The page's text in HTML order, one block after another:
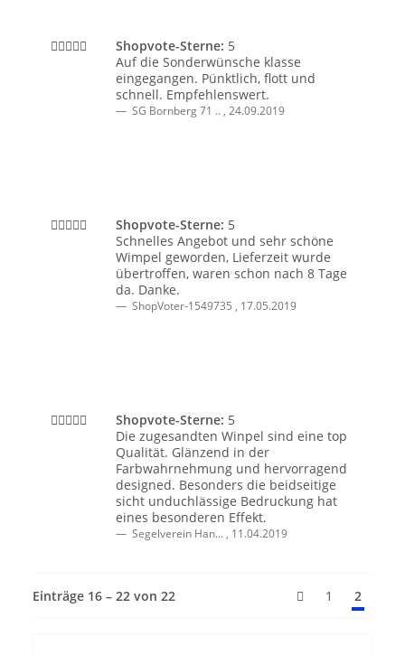
Shopvote-Sterne: 5
Auf die Sonderwünsche klasse
eingegangen. Pünktlich, flott und
schnell. Empfehlenswert.
SG Bornberg 71 .. , 24.09.2019
Shopvote-Sterne: 5
Schnelles Angebot und sehr schöne
Wimpel geworden, Lieferzeit wurde
übertroffen, waren schon nach 8 Tage
da. Danke.
ShopVoter-1549735 , 17.05.2019
Shopvote-Sterne: 5
Die zugesandten Winpel sind eine top
Qualität. Glänzend in der
Farbwahrnehmung und hervorragend
designed. Besonders die beidseitige
sicht unduchlässige Bedruckung hat
eines besonderen Effekt.
Segelverein Han... , 11.04.2019
Einträge 16 – 22 von 22 1 2